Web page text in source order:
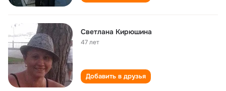
Светлана Кирюшина
47 лет
Добавить в друзья